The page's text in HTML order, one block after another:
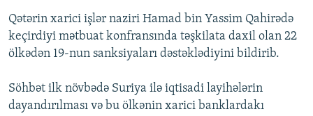
Qətərin xarici işlər naziri Hamad bin Yassim Qahirədə
keçirdiyi mətbuat konfransında təşkilata daxil olan 22
ölkədən 19-nun sanksiyaları dəstəklədiyini bildirib.
Söhbət ilk növbədə Suriya ilə iqtisadi layihələrin
dayandırılması və bu ölkənin xarici banklardakı